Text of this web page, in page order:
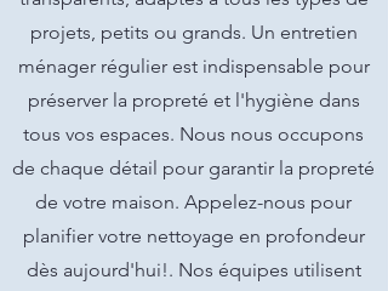
projets, petits ou grands. Un entretien
ménager régulier est indispensable pour
préserver la propreté et l'hygiène dans
tous vos espaces. Nous nous occupons
de chaque détail pour garantir la propreté
de votre maison. Appelez-nous pour
planifier votre nettoyage en profondeur
dès aujourd'hui!. Nos équipes utilisent